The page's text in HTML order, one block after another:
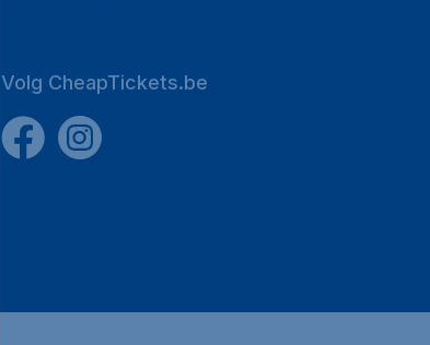
Volg CheapTickets.be